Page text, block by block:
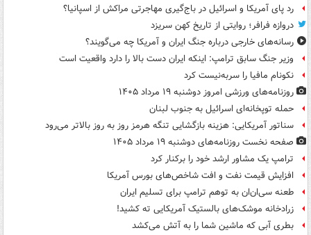
رد پای آمریکا و اسرائیل در باج‌گیری مهاجرتی مراکش از اسپانیا؟
دروازه فرافر؛ روایتی از تاریخ کهن سریزد
رسانه‌های خارجی درباره جنگ ایران و آمریکا چه می‌گویند؟
وزیر جنگ سابق ترامپ: اینکه ایران دست بالا را دارد واقعیت است
نکونام مافیا را سربه‌نیست کرد
روزنامه‌های ورزشی امروز دوشنبه ۱۹ مرداد ۱۴۰۵
حمله توپخانه‌ای اسرائیل به جنوب لبنان
سناتور آمریکایی: هزینه بازگشایی تنگه هرمز روز به روز بالاتر می‌رود
صفحه نخست روزنامه‌های دوشنبه ۱۹ مرداد ۱۴۰۵
ترامپ یک مشاور ارشد خود را برکنار کرد
افزایش قیمت نفت و افت شاخص‌های بورس آمریکا
طعنه سی‌ان‌ان به توهم ترامپ برای تسلیم ایران
زرادخانه موشک‌های بالستیک آمریکایی ته کشید!
بطری آبی که ماشین شما را به آتش می‌کشد